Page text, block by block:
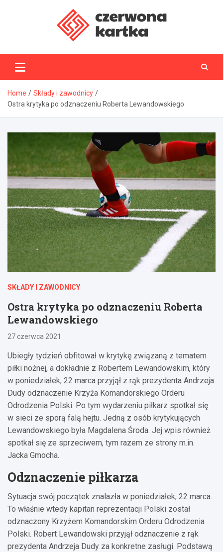
CzerwonaKartka.pl
Home
Składy i zawodnicy
Ostra krytyka po odznaczeniu Roberta Lewandowskiego
SKŁADY I ZAWODNICY
Ostra krytyka po odznaczeniu Roberta
Lewandowskiego
27 czerwca 2021
Ubiegły tydzień obfitował w krytykę związaną z tematem
piłki nożnej, a dokładnie z Robertem Lewandowskim, który
w poniedziałek, 22 marca przyjął z rąk prezydenta Andrzeja
Dudy odznaczenie Krzyża Komandorskiego Orderu
Odrodzenia Polski. Po tym wydarzeniu piłkarz spotkał się
w sieci ze sporą falą hejtu. Jedną z osób krytykujących
Lewandowskiego była Magdalena Środa. Jej wpis również
spotkał się ze sprzeciwem, tym razem ze strony m.in.
Jacka Gmocha.
Odznaczenie piłkarza
Sytuacja swój początek znalazła w poniedziałek, 22 marca.
To właśnie wtedy kapitan reprezentacji Polski został
odznaczony Krzyżem Komandorskim Orderu Odrodzenia
Polski. Robert Lewandowski przyjął odznaczenie z rąk
prezydenta Andrzeja Dudy za konkretne zasługi. Podstawą